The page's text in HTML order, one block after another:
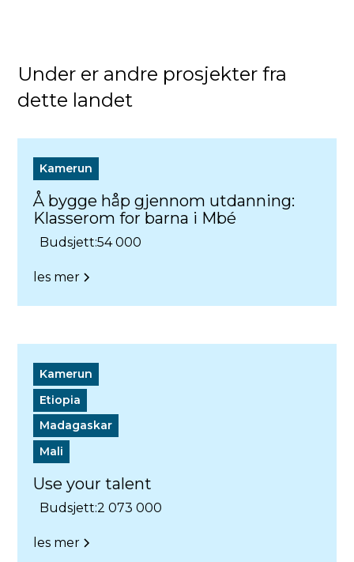
Under er andre prosjekter fra
dette landet
Kamerun
Å bygge håp gjennom utdanning:
Klasserom for barna i Mbé
Budsjett:54 000
les mer
Kamerun
Etiopia
Madagaskar
Mali
Use your talent
Budsjett:2 073 000
les mer